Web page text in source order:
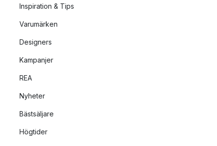
Inspiration & Tips
Varumärken
Designers
Kampanjer
REA
Nyheter
Bästsäljare
Högtider